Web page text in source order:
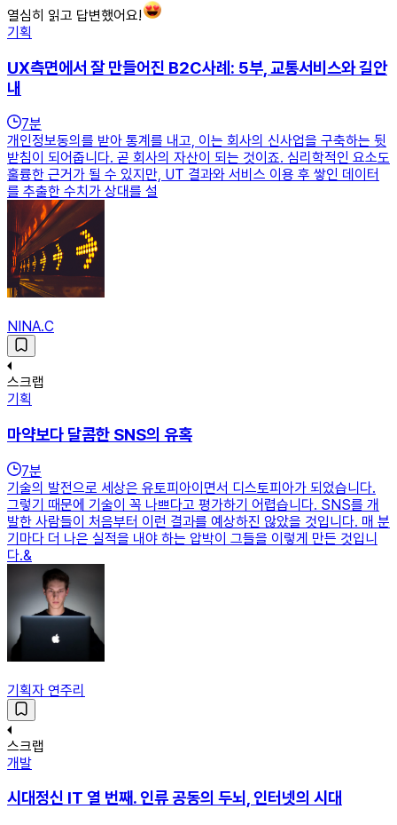
열심히 읽고 답변했어요!
기획
UX측면에서 잘 만들어진 B2C사례: 5부, 교통서비스와 길안
내
7분
개인정보동의를 받아 통계를 내고, 이는 회사의 신사업을 구축하는 뒷
받침이 되어줍니다. 곧 회사의 자산이 되는 것이죠. 심리학적인 요소도
훌륭한 근거가 될 수 있지만, UT 결과와 서비스 이용 후 쌓인 데이터
를 추출한 수치가 상대를 설
NINA.C
스크랩
기획
마약보다 달콤한 SNS의 유혹
7분
기술의 발전으로 세상은 유토피아이면서 디스토피아가 되었습니다.
그렇기 때문에 기술이 꼭 나쁘다고 평가하기 어렵습니다. SNS를 개
발한 사람들이 처음부터 이런 결과를 예상하진 않았을 것입니다. 매 분
기마다 더 나은 실적을 내야 하는 압박이 그들을 이렇게 만든 것입니
다.&
기획자 연주리
스크랩
개발
시대정신 IT 열 번째. 인류 공동의 두뇌, 인터넷의 시대